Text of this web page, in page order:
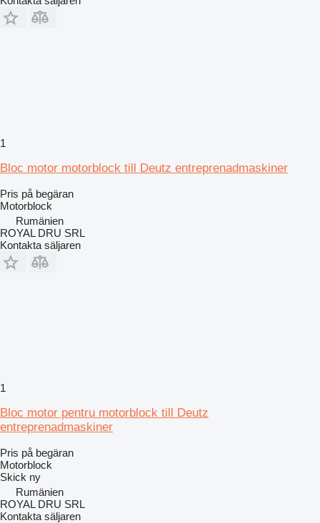
1
Bloc motor motorblock till Deutz entreprenadmaskiner
Pris på begäran
Motorblock
Rumänien
ROYAL DRU SRL
Kontakta säljaren
1
Bloc motor pentru motorblock till Deutz
entreprenadmaskiner
Pris på begäran
Motorblock
Skick ny
Rumänien
ROYAL DRU SRL
Kontakta säljaren